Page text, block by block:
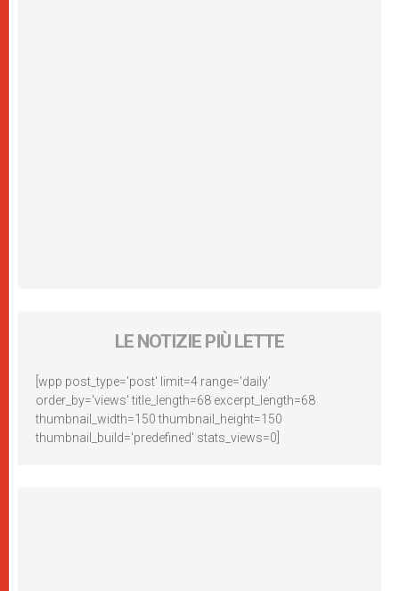
LE NOTIZIE PIÙ LETTE
[wpp post_type='post' limit=4 range='daily'
order_by='views' title_length=68 excerpt_length=68
thumbnail_width=150 thumbnail_height=150
thumbnail_build='predefined' stats_views=0]